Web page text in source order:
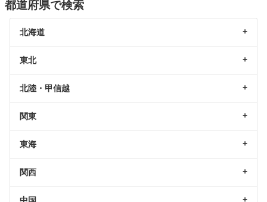
都道府県で検索
北海道
東北
北陸・甲信越
関東
東海
関西